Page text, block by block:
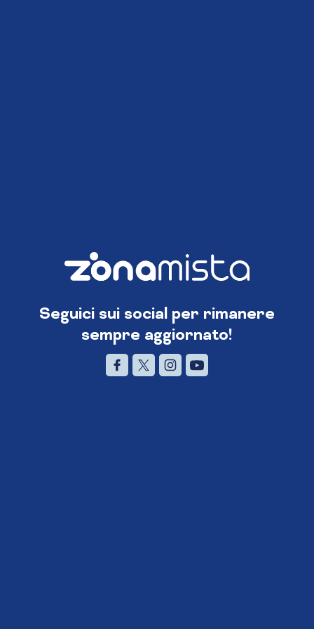
Seguici sui social per rimanere
sempre aggiornato!